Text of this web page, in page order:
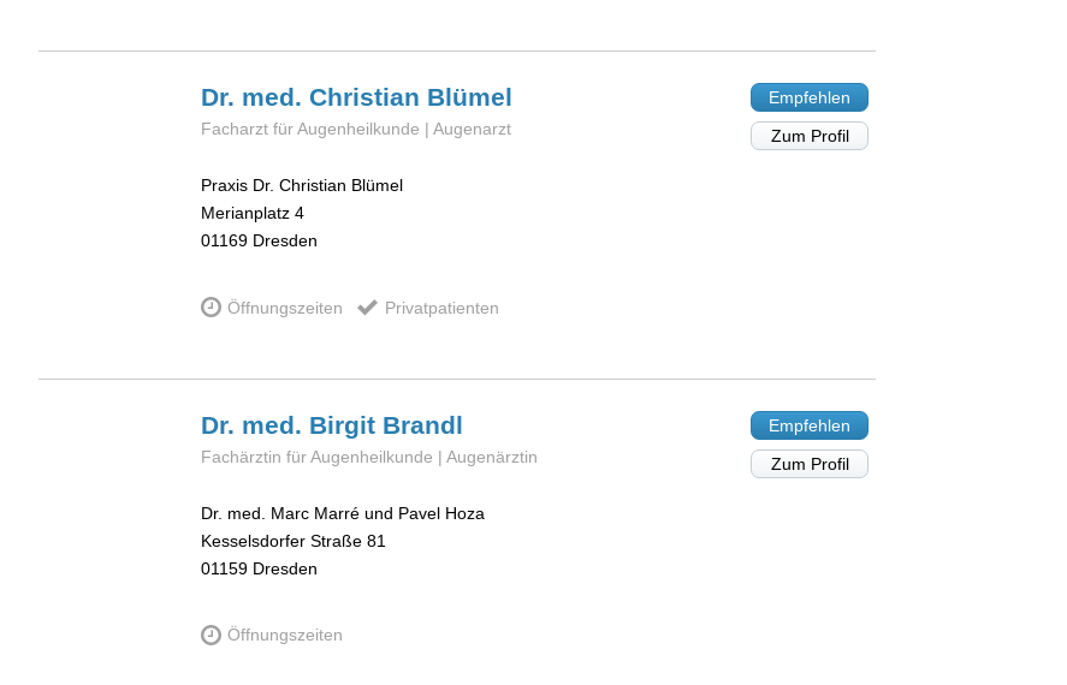
Dr. med. Christian Blümel
Facharzt für Augenheilkunde | Augenarzt
Praxis Dr. Christian Blümel
Merianplatz 4
01169 Dresden
Öffnungszeiten Privatpatienten
Empfehlen
Zum Profil
Dr. med. Birgit Brandl
Fachärztin für Augenheilkunde | Augenärztin
Dr. med. Marc Marré und Pavel Hoza
Kesselsdorfer Straße 81
01159 Dresden
Öffnungszeiten
Empfehlen
Zum Profil